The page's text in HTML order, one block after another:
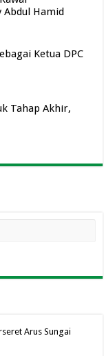
Abdul Hamid
Ketua DPC
Tahap Akhir,
Arus Sungai